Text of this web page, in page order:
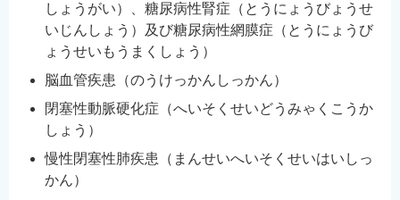
しょうがい）、糖尿病性腎症（とうにょうびょうせ
いじんしょう）及び糖尿病性網膜症（とうにょうび
ょうせいもうまくしょう）
脳血管疾患（のうけっかんしっかん）
閉塞性動脈硬化症（へいそくせいどうみゃくこうか
しょう）
慢性閉塞性肺疾患（まんせいへいそくせいはいしっ
かん）